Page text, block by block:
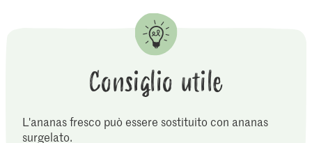
Consiglio utile
L'ananas fresco può essere sostituito con ananas
surgelato.